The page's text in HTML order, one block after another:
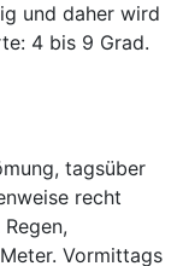
und daher wird
4 bis 9 Grad.
tagsüber
recht
Vormittags